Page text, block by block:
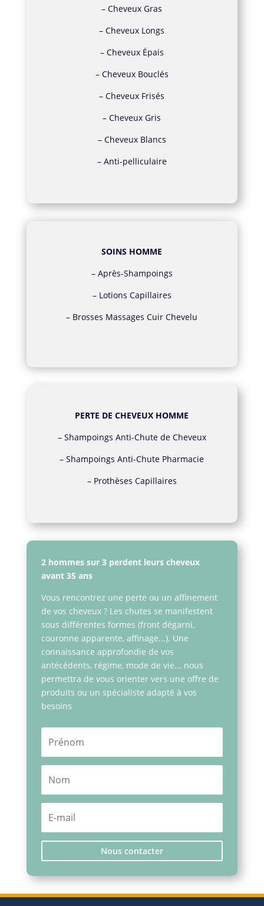
–Cheveux Gras
–Cheveux Longs
– Cheveux Épais
– Cheveux Bouclés
–Cheveux Frisés
–Cheveux Gris
– Cheveux Blancs
– Anti-pelliculaire
SOINS HOMME
– Après-Shampoings
– Lotions Capillaires
– Brosses Massages Cuir Chevelu
PERTE DE CHEVEUX HOMME
– Shampoings Anti-Chute de Cheveux
–Shampoings Anti-Chute Pharmacie
– Prothèses Capillaires
2 hommes sur 3 perdent leurs cheveux
avant 35 ans
Vous rencontrez une perte ou un affinement
de vos cheveux ? Les chutes se manifestent
sous différentes formes (front dégarni,
couronne apparente, affinage...). Une
connaissance approfondie de vos
antécédents, régime, mode de vie... nous
permettra de vous orienter vers une offre de
produits ou un spécialiste adapté à vos
besoins
Nous contacter